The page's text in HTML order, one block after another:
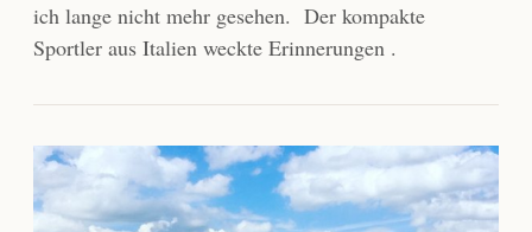
ich lange nicht mehr gesehen. Der kompakte
Sportler aus Italien weckte Erinnerungen .